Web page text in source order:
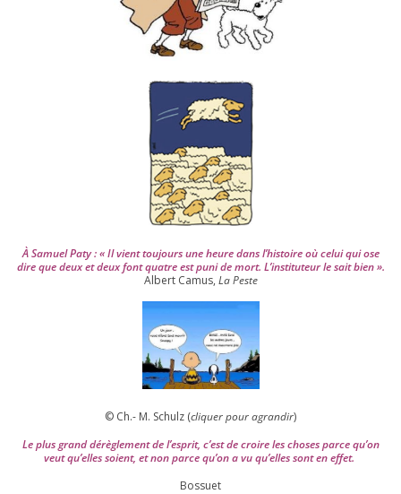
À Samuel Paty : « Il vient tou­jours une heure dans l’his­toire où celui qui ose
dire que deux et deux font quatre est puni de mort. L’instituteur le sait bien ».
Albert Camus, La Peste
© Ch.- M. Schulz (cli­quer pour agran­dir)
Le plus grand dérè­gle­ment de l’es­prit, c’est de croire les choses parce qu’on
veut qu’elles soient, et non parce qu’on a vu qu’elles sont en effet.
Bossuet